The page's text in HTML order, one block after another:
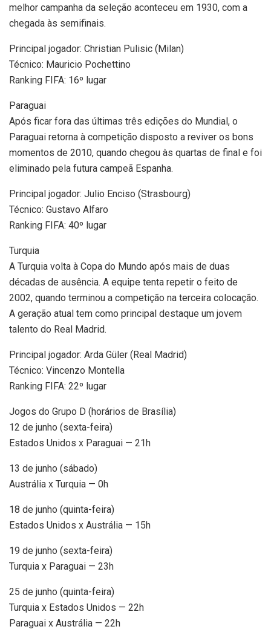
melhor campanha da seleção aconteceu em 1930, com a
chegada às semifinais.
Principal jogador: Christian Pulisic (Milan)
Técnico: Mauricio Pochettino
Ranking FIFA: 16º lugar
Paraguai
Após ficar fora das últimas três edições do Mundial, o
Paraguai retorna à competição disposto a reviver os bons
momentos de 2010, quando chegou às quartas de final e foi
eliminado pela futura campeã Espanha.
Principal jogador: Julio Enciso (Strasbourg)
Técnico: Gustavo Alfaro
Ranking FIFA: 40º lugar
Turquia
A Turquia volta à Copa do Mundo após mais de duas
décadas de ausência. A equipe tenta repetir o feito de
2002, quando terminou a competição na terceira colocação.
A geração atual tem como principal destaque um jovem
talento do Real Madrid.
Principal jogador: Arda Güler (Real Madrid)
Técnico: Vincenzo Montella
Ranking FIFA: 22º lugar
Jogos do Grupo D (horários de Brasília)
12 de junho (sexta-feira)
Estados Unidos x Paraguai — 21h
13 de junho (sábado)
Austrália x Turquia — 0h
18 de junho (quinta-feira)
Estados Unidos x Austrália — 15h
19 de junho (sexta-feira)
Turquia x Paraguai — 23h
25 de junho (quinta-feira)
Turquia x Estados Unidos — 22h
Paraguai x Austrália — 22h